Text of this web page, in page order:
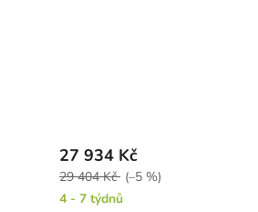
27 934 Kč
29 404 Kč (–5 %)
4 - 7 týdnů